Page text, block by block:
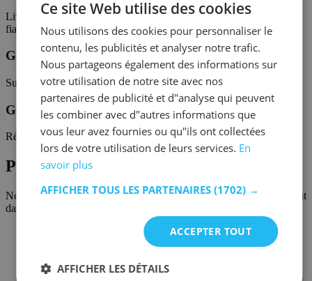
Livraisons en Belgique et dans toute l'Europe via des partenaires
fiables.
Gestion des stocks
Suivi efficace de vos marchandises et de votre inventaire.
Gestion des retours
Réception, contrôle et traitement des retours clients.
Pour qui ?
Nos solutions logistiques s'adressent aux entreprises recherchant
davantage d'espace, de flexibilité ou un partenaire logistique fiable.
Boutiques en ligne souhaitant externaliser leur logistique
PME ayant des besoins temporaires de stockage
Grossistes
Ce site Web utilise des cookies
Nous utilisons des cookies pour personnaliser le
contenu, les publicités et analyser notre trafic.
Nous partageons également des informations sur
votre utilisation de notre site avec nos
partenaires de publicité et d"analyse qui peuvent
les combiner avec d"autres informations que
vous leur avez fournies ou qu"ils ont collectées
lors de votre utilisation de leurs services. En
savoir plus
AFFICHER TOUS LES PARTENAIRES (1702) →
ACCEPTER TOUT
AFFICHER LES DÉTAILS